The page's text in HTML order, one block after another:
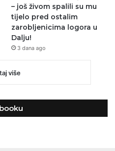
– još živom spalili su mu
tijelo pred ostalim
zarobljenicima logora u
Dalju!
3 dana ago
više